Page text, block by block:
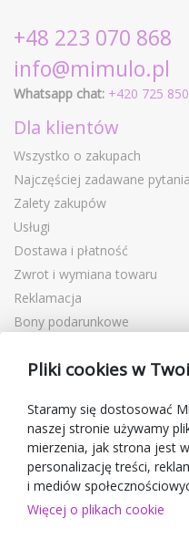
+48 223 070 868
info@mimulo.pl
Whatsapp chat: +420 725
Dla klientów
Wszystko o zakupach
Najczęściej zadawane pytania
Zalety zakupów
Usługi
Dostawa i płatność
Zwrot i wymiana towaru
Reklamacja
Bony podarunkowe
Blog
O sprzedawcy
Mimulo.pl
Regulamin sklepu
Ochrona danych osobowych
Kontakty
Pliki cookies w
Staramy się dostosować
naszej stronie używamy
mierzenia, jak strona jest
personalizację treści,
i mediów
Więcej o plikach cookie